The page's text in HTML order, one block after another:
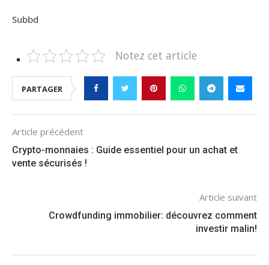
Subbd
Notez cet article
PARTAGER
Article précédent
Crypto-monnaies : Guide essentiel pour un achat et
vente sécurisés !
Article suivant
Crowdfunding immobilier: découvrez comment
investir malin!